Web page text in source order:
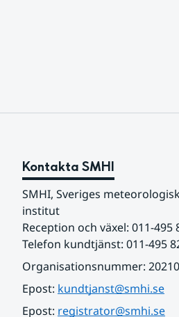
Kontakta SMHI
SMHI, Sveriges
institut
Reception och växel: 011-495
Telefon kundtjänst: 011-495
Organisationsnummer:
Epost: kundtjanst@smhi.se
Epost: registrator@smhi.se